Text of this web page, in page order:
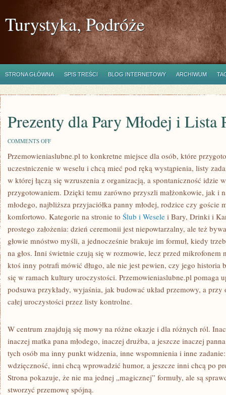
Turystyka, Podróże
STRONA GŁÓWNA SPIS TREŚCI BLOG INTERNETOWY ARCHIWUM
Prezenty dla Pary Młodej i Lista
COMMENTS OFFON
DLA
MŁODEJ
I
LISTA
PREZENTÓW
Przemowieniaslubne.pl to konkretne miejsce dla osób, które
uczestniczenie w weselu i chcą mieć pod ręką wystąpienia, listy
w której łączą się wzruszenia z organizacją, a spontaniczność idzie
przygotowaniem. Dzięki temu zarówno przyszli małżonkowie, jak i
młodego, najbliższa przyjaciółka panny młodej, rodzice czy goście
komfortowo. Kategorie na stronie to Ślub i Wesele i Bary, Drinki i
prostego założenia: dzień ceremonii jest niepowtarzalny, ale też
głowie mnóstwo myśli, a jednocześnie brakuje im formuł, kiedy
na głos. Inni świetnie czują się w rozmowie, lecz przed mikrofonem
ktoś inny potrafi mówić długo, ale nie jest pewien, czy jego historia
się w ramach kultury uroczystości. Przemowieniaslubne.pl pomaga
podsuwa przykłady, wyjaśnia, jak budować układ przemowy, a
całej uroczystości przez listy kontrolne.
W centrum znajdują się mowy na różne okazje i dla różnych ról.
inaczej matka pana młodego, inaczej drużba, a jeszcze inaczej
tych osób ma inny punkt widzenia, inne wspomnienia i inne
wdzięczność, inni chcą wprowadzić humor, a jeszcze inni chcą po
Strona pokazuje, że nie ma jednej „magicznej” formuły, ale są
stworzyć przemowę spójną.